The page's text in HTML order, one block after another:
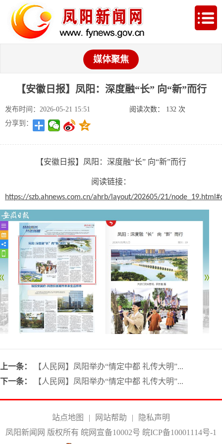
媒体聚焦
【安徽日报】凤阳：深度融“长” 向“新”而行
发布时间：2026-05-21 15:51 阅读次数： 132 次
分享到：
【安徽日报】凤阳：深度融“长” 向“新”而行
阅读链接：
https://szb.ahnews.com.cn/ahrb/layout/202605/21/
上一条：
【人民网】凤阳举办“情定中都 礼传大明”...
下一条：
【人民网】凤阳举办“情定中都 礼传大明”...
站点地图 | 网站帮助 |
隐私声明
凤阳新闻网 版权所有 皖网宣备10002号 皖ICP备10001114号-1